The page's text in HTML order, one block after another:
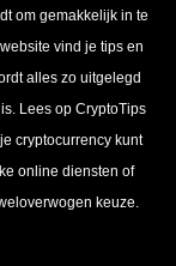
om gemakkelijk in te
vind je tips en
alles zo uitgelegd
Lees op CryptoTips
cryptocurrency kunt
online diensten of
keuze.